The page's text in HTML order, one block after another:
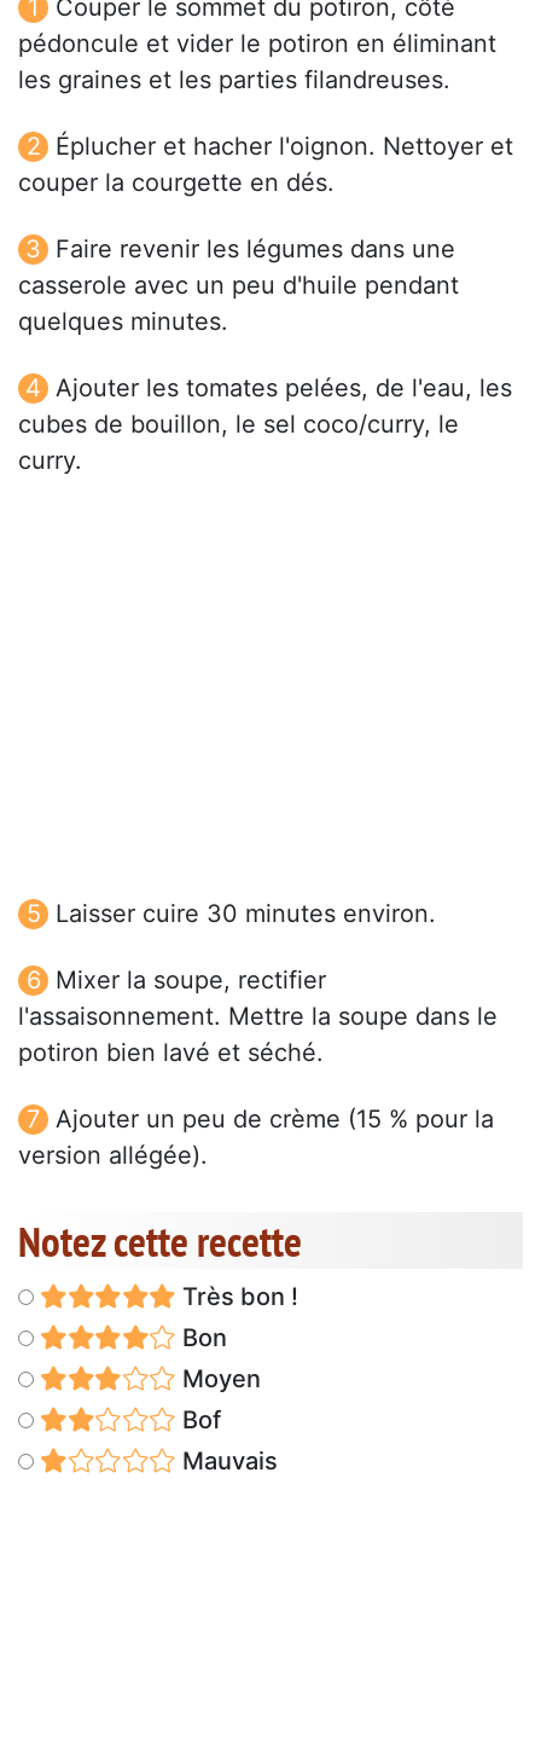
Couper le sommet du potiron, côté
pédoncule et vider le potiron en éliminant
les graines et les parties filandreuses.
Éplucher et hacher l'oignon. Nettoyer et
couper la courgette en dés.
Faire revenir les légumes dans une
casserole avec un peu d'huile pendant
quelques minutes.
Ajouter les tomates pelées, de l'eau, les
cubes de bouillon, le sel coco/curry, le
curry.
Laisser cuire 30 minutes environ.
Mixer la soupe, rectifier
l'assaisonnement. Mettre la soupe dans le
potiron bien lavé et séché.
Ajouter un peu de crème (15 % pour la
version allégée).
Notez cette recette
Très bon !
Bon
Moyen
Bof
Mauvais